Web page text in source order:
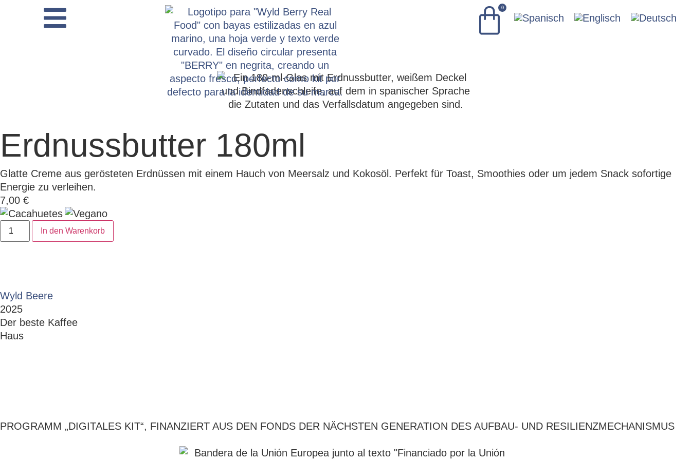
0
Erdnussbutter 180ml
Glatte Creme aus gerösteten Erdnüssen mit einem Hauch von Meersalz und Kokosöl. Perfekt für Toast, Smoothies oder um jedem Snack sofortige
Energie zu verleihen.
7,00 €
In den Warenkorb
Wyld Beere
2025
Der beste Kaffee
Haus
PROGRAMM „DIGITALES KIT“, FINANZIERT AUS DEN FONDS DER NÄCHSTEN GENERATION DES AUFBAU- UND RESILIENZMECHANISMUS